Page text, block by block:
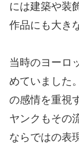
には建築や装
作品にも大き
当時のヨーロ
めていました
の感情を重視
ヤンクもその
ならではの表